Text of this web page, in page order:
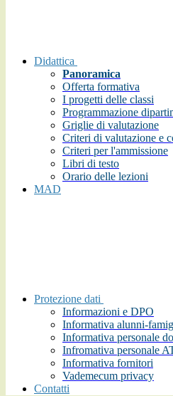
Didattica
Panoramica
Offerta formativa
I progetti delle classi
Programmazione
Griglie di valutazione
Criteri di valutazione e
Criteri per l'ammissione
Libri di testo
Orario delle lezioni
MAD
Protezione dati
Informazioni e DPO
Informativa alunni-
Informativa personale
Infromativa personale
Informativa fornitori
Vademecum privacy
Contatti